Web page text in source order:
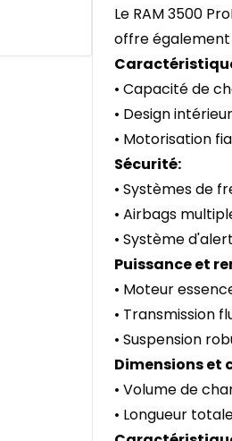
Le RAM 3500
offre
• Capacité de
• Design
• Motorisation
Sécurité:
• Systèmes de
• Airbags
• Système
Puissance et
• Moteur
• Transmission
• Suspension
Dimensions et
• Volume de
• Longueur